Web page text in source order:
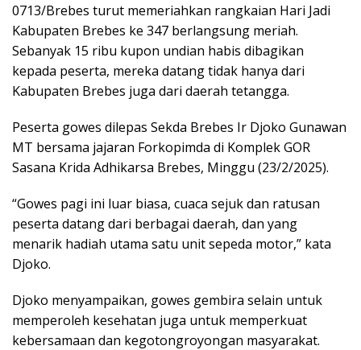
0713/Brebes turut memeriahkan rangkaian Hari Jadi
Kabupaten Brebes ke 347 berlangsung meriah.
Sebanyak 15 ribu kupon undian habis dibagikan
kepada peserta, mereka datang tidak hanya dari
Kabupaten Brebes juga dari daerah tetangga.
Peserta gowes dilepas Sekda Brebes Ir Djoko Gunawan
MT bersama jajaran Forkopimda di Komplek GOR
Sasana Krida Adhikarsa Brebes, Minggu (23/2/2025).
“Gowes pagi ini luar biasa, cuaca sejuk dan ratusan
peserta datang dari berbagai daerah, dan yang
menarik hadiah utama satu unit sepeda motor,” kata
Djoko.
Djoko menyampaikan, gowes gembira selain untuk
memperoleh kesehatan juga untuk memperkuat
kebersamaan dan kegotongroyongan masyarakat.